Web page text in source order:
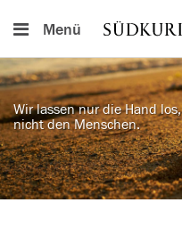
Menü
Wir lassen nur die Hand los,
nicht den Menschen.